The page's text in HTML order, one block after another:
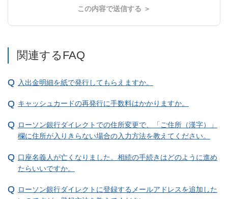
この内容で送信する ＞
関連するFAQ
入出金明細を紙で発行してもらえますか。
キャッシュカードの再発行に手数料はかかりますか。
ローソン銀行ダイレクトでの住所変更で、「ご住所（漢字）」
欄に住所が入りきらない場合の入力方法を教えてください。
口座名義人が亡くなりました。相続の手続きはどのように進め
たらいいですか。
ローソン銀行ダイレクトに登録するメールアドレスを追加した